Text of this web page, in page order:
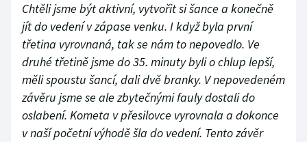
Chtěli jsme být aktivní, vytvořit si šance a konečně
jít do vedení v zápase venku. I když byla první
třetina vyrovnaná, tak se nám to nepovedlo. Ve
druhé třetině jsme do 35. minuty byli o chlup lepší,
měli spoustu šancí, dali dvě branky. V nepovedeném
závěru jsme se ale zbytečnými fauly dostali do
oslabení. Kometa v přesilovce vyrovnala a dokonce
v naší početní výhodě šla do vedení. Tento závěr